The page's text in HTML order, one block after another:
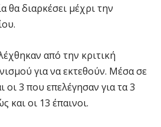
θα διαρκέσει μέχρι την
από την κριτική
για να εκτεθούν. Μέσα σε
οι 3 που επελέγησαν για τα 3
και οι 13 έπαινοι.